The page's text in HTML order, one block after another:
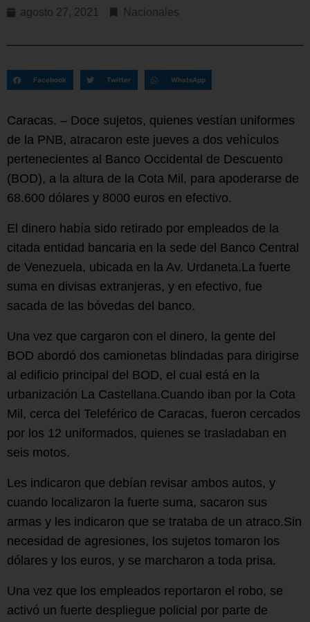
agosto 27, 2021 Nacionales
Facebook Twitter WhatsApp
Caracas. – Doce sujetos, quienes vestían uniformes
de la PNB, atracaron este jueves a dos vehículos
pertenecientes al Banco Occidental de Descuento
(BOD), a la altura de la Cota Mil, para apoderarse de
68.600 dólares y 8000 euros en efectivo.
El dinero había sido retirado por empleados de la
citada entidad bancaria en la sede del Banco Central
de Venezuela, ubicada en la Av. Urdaneta.La fuerte
suma en divisas extranjeras, y en efectivo, fue
sacada de las bóvedas del banco.
Una vez que cargaron con el dinero, la gente del
BOD abordó dos camionetas blindadas para dirigirse
al edificio principal del BOD, el cual está en la
urbanización La Castellana.Cuando iban por la Cota
Mil, cerca del Teleférico de Caracas, fueron cercados
por los 12 uniformados, quienes se trasladaban en
seis motos.
Les indicaron que debían revisar ambos autos, y
cuando localizaron la fuerte suma, sacaron sus
armas y les indicaron que se trataba de un atraco.Sin
necesidad de agresiones, los sujetos tomaron los
dólares y los euros, y se marcharon a toda prisa.
Una vez que los empleados reportaron el robo, se
activó un fuerte despliegue policial por parte de